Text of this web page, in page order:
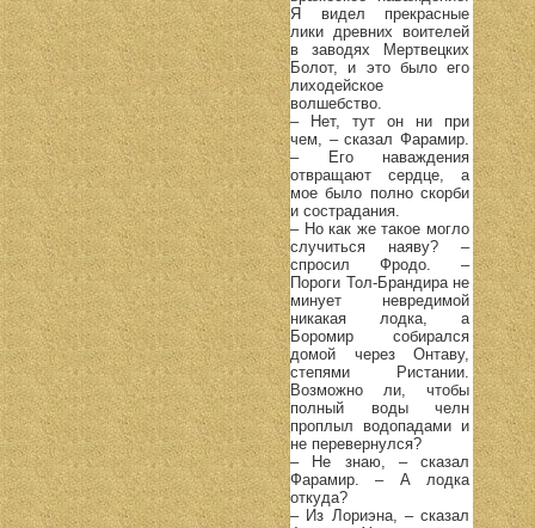
Я видел прекрасные
лики древних воителей
в заводях Мертвецких
Болот, и это было его
лиходейское
волшебство.
– Нет, тут он ни при
чем, – сказал Фарамир.
– Его наваждения
отвращают сердце, а
мое было полно скорби
и сострадания.
– Но как же такое могло
случиться наяву? –
спросил Фродо. –
Пороги Тол-Брандира не
минует невредимой
никакая лодка, а
Боромир собирался
домой через Онтаву,
степями Ристании.
Возможно ли, чтобы
полный воды челн
проплыл водопадами и
не перевернулся?
– Не знаю, – сказал
Фарамир. – А лодка
откуда?
– Из Лориэна, – сказал